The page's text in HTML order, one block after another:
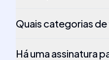
Quais categorias
Há uma assinatura